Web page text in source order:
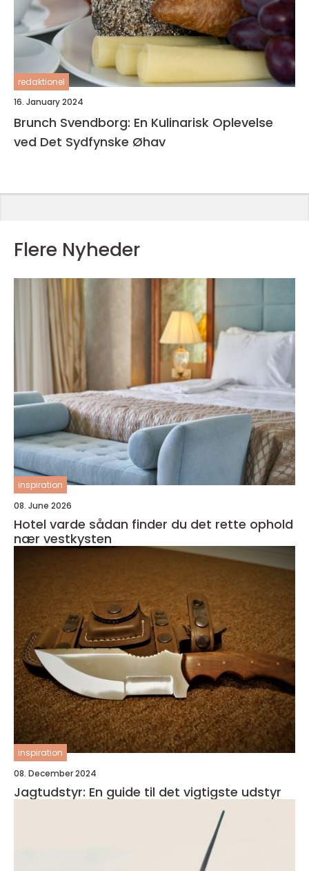
redaktionel
16. January 2024
Brunch Svendborg: En Kulinarisk Oplevelse
ved Det Sydfynske Øhav
Flere Nyheder
inspiration
08. June 2026
Hotel varde sådan finder du det rette ophold
nær vestkysten
inspiration
08. December 2024
Jagtudstyr: En guide til det vigtigste udstyr